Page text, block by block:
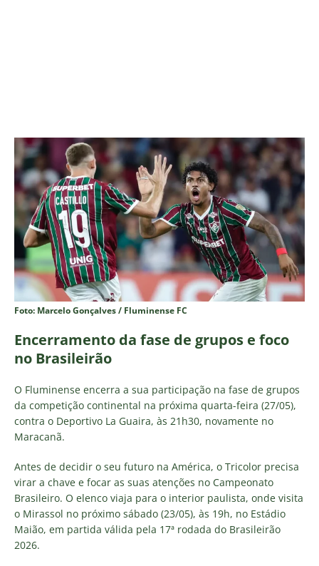
Foto: Marcelo Gonçalves / Fluminense FC
Encerramento da fase de grupos e foco
no Brasileirão
O Fluminense encerra a sua participação na fase de grupos
da competição continental na próxima quarta-feira (27/05),
contra o Deportivo La Guaira, às 21h30, novamente no
Maracanã.
Antes de decidir o seu futuro na América, o Tricolor precisa
virar a chave e focar as suas atenções no Campeonato
Brasileiro. O elenco viaja para o interior paulista, onde visita
o Mirassol no próximo sábado (23/05), às 19h, no Estádio
Maião, em partida válida pela 17ª rodada do Brasileirão
2026.